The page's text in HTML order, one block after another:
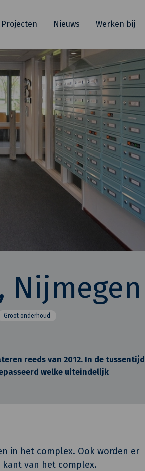
Projecten Nieuws Werken bij
Nijmegen
Groot onderhoud
reeds van 2012. In de tussentijd
welke uiteindelijk
in het complex. Ook worden er
kant van het complex.